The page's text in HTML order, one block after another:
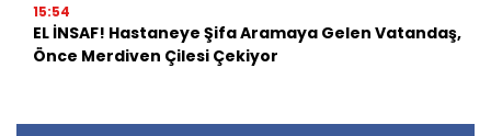
15:54
EL İNSAF! Hastaneye Şifa Aramaya Gelen Vatandaş,
Önce Merdiven Çilesi Çekiyor